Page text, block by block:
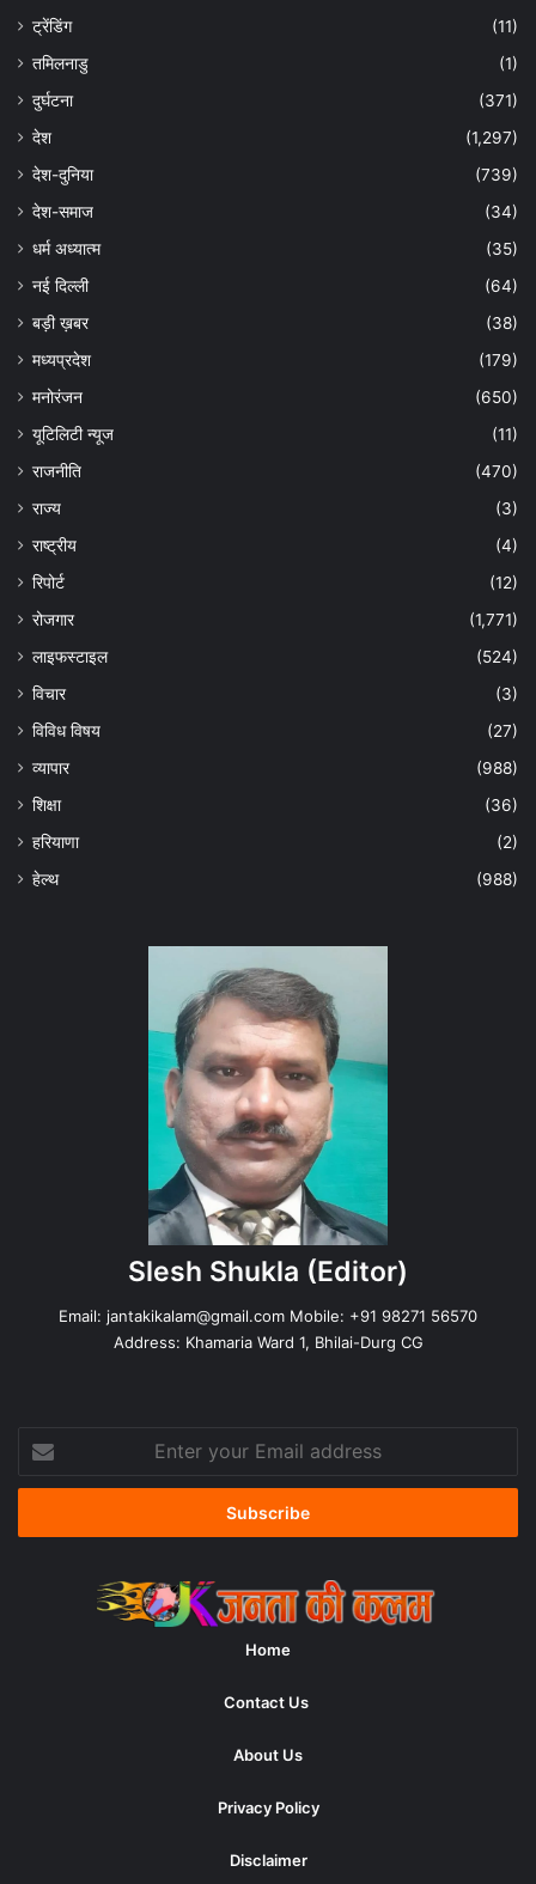
ट्रेंडिंग
(11)
तमिलनाडु
(1)
दुर्घटना
(371)
देश
(1,297)
देश-दुनिया
(739)
देश-समाज
(34)
धर्म अध्यात्म
(35)
नई दिल्ली
(64)
बड़ी ख़बर
(38)
मध्यप्रदेश
(179)
मनोरंजन
(650)
यूटिलिटी न्यूज
(11)
राजनीति
(470)
राज्य
(3)
राष्ट्रीय
(4)
रिपोर्ट
(12)
रोजगार
(1,771)
लाइफस्टाइल
(524)
विचार
(3)
विविध विषय
(27)
व्यापार
(988)
शिक्षा
(36)
हरियाणा
(2)
हेल्‍थ
(988)
Slesh Shukla (Editor)
Email: jantakikalam@gmail.com Mobile: +91 98271 56570
Address: Khamaria Ward 1, Bhilai-Durg CG
your
Email
Home
Contact Us
About Us
Privacy Policy
Disclaimer